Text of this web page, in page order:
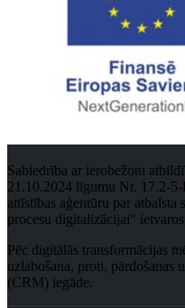
Sabiedrība ar ierobežotu
21.10.2024 līgumu Nr. 17.2-
attīstības aģentūru par atbalsta
procesu digitalizācijai"
Pēc digitālās transformācijas
uzlabošana, proti, pārdošanas
(CRM) iegāde.